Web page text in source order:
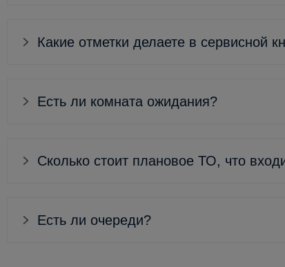
Какие отметки делаете в сервисной
Есть ли комната ожидания?
Сколько стоит плановое ТО, что
Есть ли очереди?